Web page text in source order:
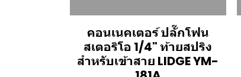
คอนเนคเตอร์ ปลั๊กโฟน
สเตอริโอ 1/4" ท้ายสปริง
สำหรับเข้าสาย LIDGE YM-